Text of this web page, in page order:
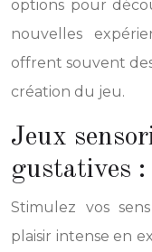
options pour
nouvelles
offrent souvent
création du jeu.
Jeux
gustatives :
Stimulez vos
plaisir intense en